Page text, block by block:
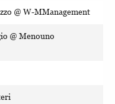
@ W-MManagement
@ Menouno